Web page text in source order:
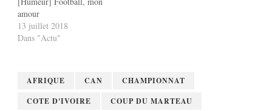
amour
13 juillet 2018
Dans "Actu"
AFRIQUE CAN
CHAMPIONNAT
COTE D'IVOIRE
COUP DU MARTEAU